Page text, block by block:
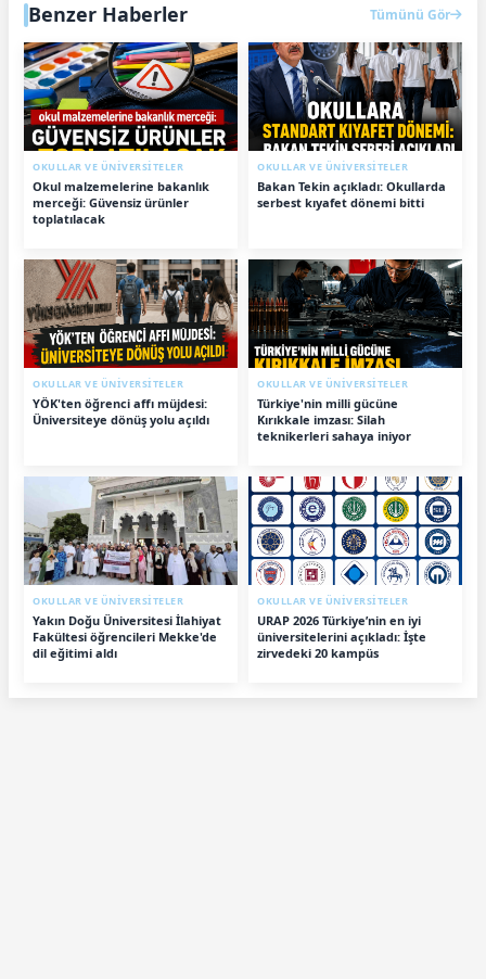
Benzer Haberler Tümünü Gör
OKULLAR VE ÜNİVERSİTELER
Okul malzemelerine bakanlık
merceği: Güvensiz ürünler
toplatılacak
OKULLAR VE ÜNİVERSİTELER
Bakan Tekin açıkladı: Okullarda
serbest kıyafet dönemi bitti
OKULLAR VE ÜNİVERSİTELER
YÖK'ten öğrenci affı müjdesi:
Üniversiteye dönüş yolu açıldı
OKULLAR VE ÜNİVERSİTELER
Türkiye'nin milli gücüne
Kırıkkale imzası: Silah
teknikerleri sahaya iniyor
OKULLAR VE ÜNİVERSİTELER
Yakın Doğu Üniversitesi İlahiyat
Fakültesi öğrencileri Mekke'de
dil eğitimi aldı
OKULLAR VE ÜNİVERSİTELER
URAP 2026 Türkiye’nin en iyi
üniversitelerini açıkladı: İşte
zirvedeki 20 kampüs